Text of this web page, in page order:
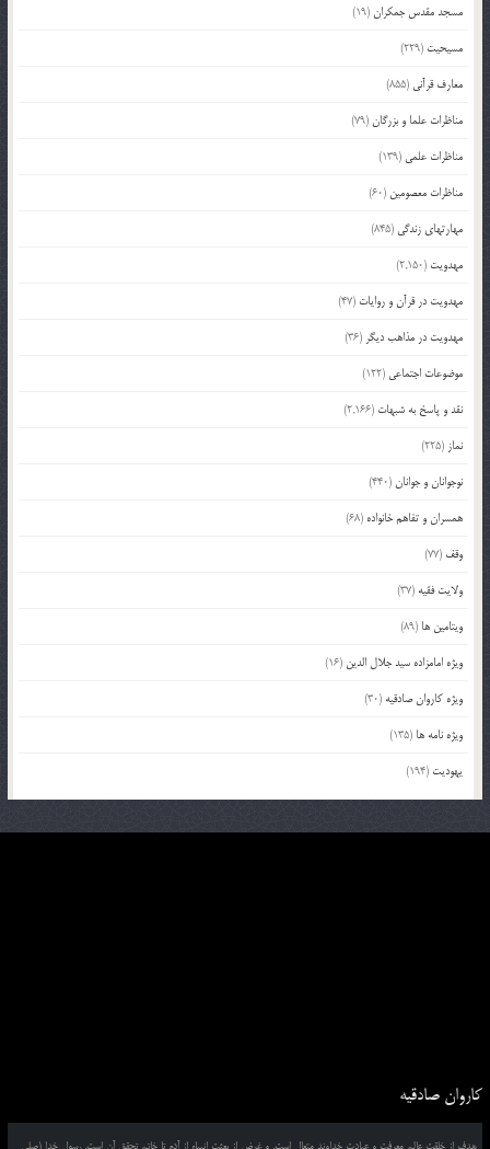
مسجد مقدس جمکران(19)
مسیحیت (229)
معارف قرآنی (855)
مناظرات علما و بزرگان(79)
مناظرات علمی (139)
مناظرات معصومین (60)
مهارتهای زندگی (845)
مهدویت (2,150)
مهدویت در قرآن و روایات (47)
مهدویت در مذاهب دیگر (36)
موضوعات اجتماعی (122)
نقد و پاسخ به شبهات (2,166)
نماز (225)
نوجوانان و جوانان(440)
همسران و تفاهم خانواده (68)
وقف (77)
ولایت فقیه (37)
ویتامین ها (89)
ویژه امامزاده سید جلال الدین (16)
ویژه کاروان صادقیه (30)
ویژه نامه ها (135)
یهودیت (194)
کاروان صادقیه